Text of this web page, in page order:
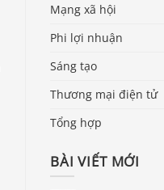
Mạng xã hội
Phi lợi nhuận
Sáng tạo
Thương mại điện tử
Tổng hợp
BÀI VIẾT MỚI